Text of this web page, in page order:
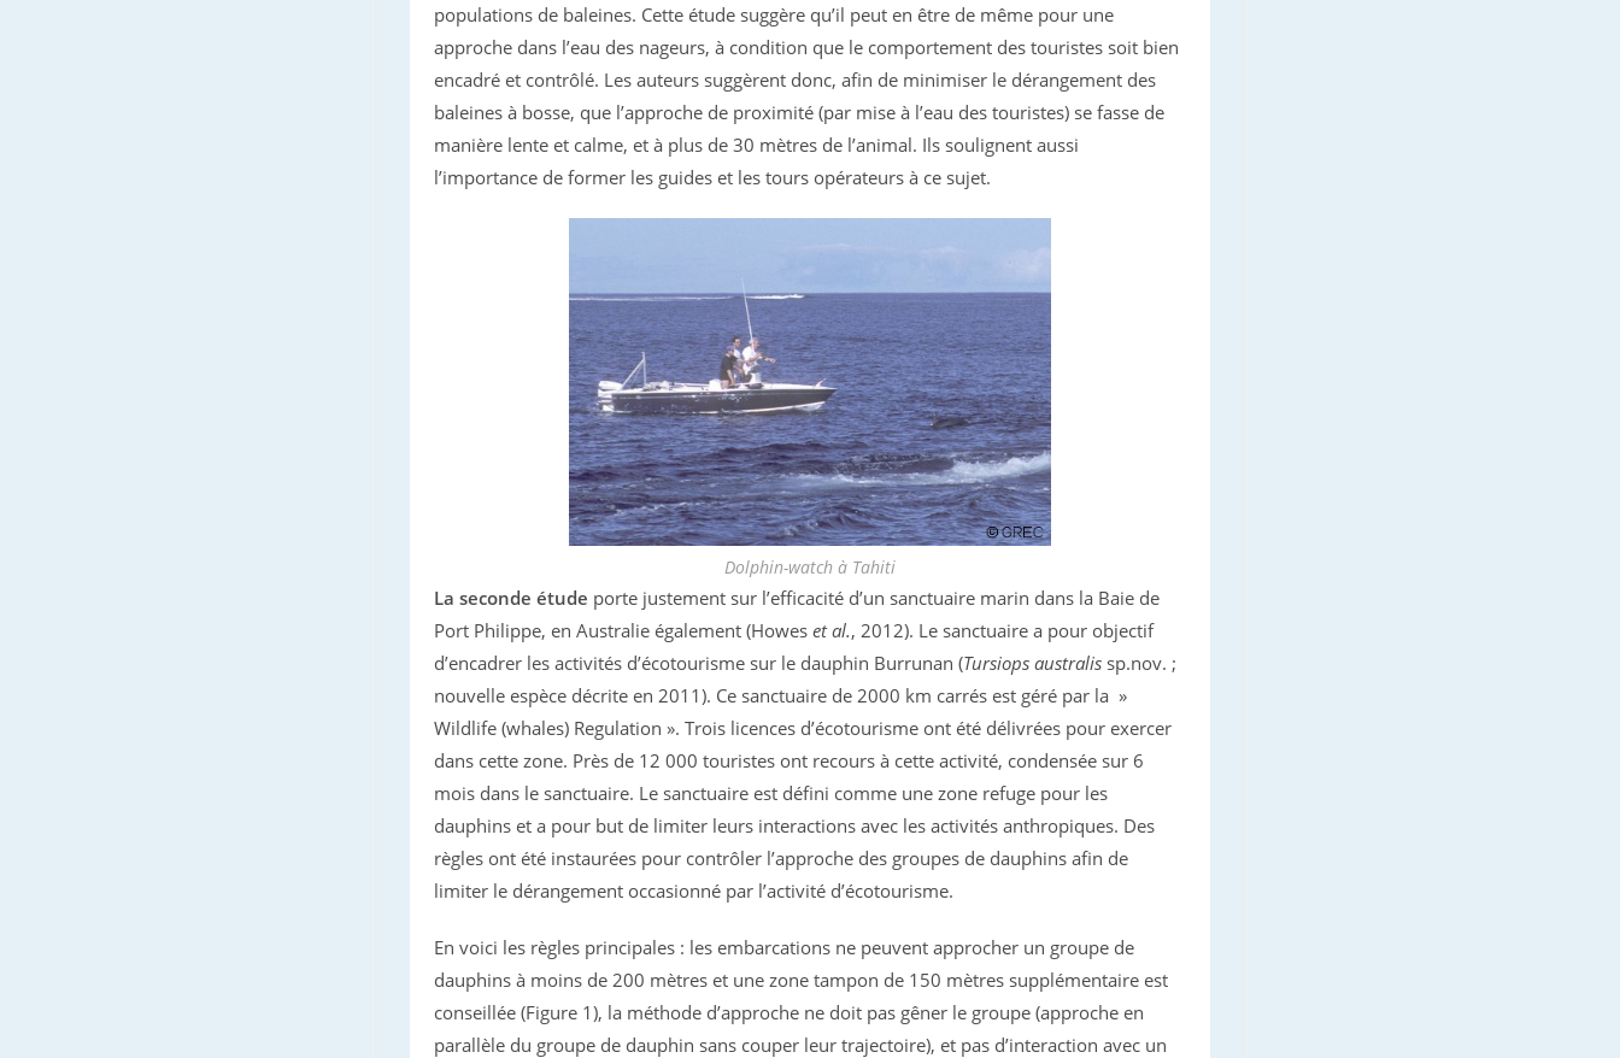
populations de baleines. Cette étude suggère qu’il peut en être de même pour une
approche dans l’eau des nageurs, à condition que le comportement des touristes soit bien
encadré et contrôlé. Les auteurs suggèrent donc, afin de minimiser le dérangement des
baleines à bosse, que l’approche de proximité (par mise à l’eau des touristes) se fasse de
manière lente et calme, et à plus de 30 mètres de l’animal. Ils soulignent aussi
l’importance de former les guides et les tours opérateurs à ce sujet.
Dolphin-watch à Tahiti
La seconde étude porte justement sur l’efficacité d’un sanctuaire marin dans la Baie de
Port Philippe, en Australie également (Howeset al., 2012). Le sanctuaire a pour objectif
d’encadrer les activités d’écotourisme sur le dauphin Burrunan (Tursiops australis sp.nov. ;
nouvelle espèce décrite en 2011). Ce sanctuaire de 2000 km carrés est géré par la »
Wildlife (whales) Regulation ». Trois licences d’écotourisme ont été délivrées pour exercer
dans cette zone. Près de 12 000 touristes ont recours à cette activité, condensée sur 6
mois dans le sanctuaire. Le sanctuaire est défini comme une zone refuge pour les
dauphins et a pour but de limiter leurs interactions avec les activités anthropiques. Des
règles ont été instaurées pour contrôler l’approche des groupes de dauphins afin de
limiter le dérangement occasionné par l’activité d’écotourisme.
En voici les règles principales : les embarcations ne peuvent approcher un groupe de
dauphins à moins de 200 mètres et une zone tampon de 150 mètres supplémentaire est
conseillée (Figure 1), la méthode d’approche ne doit pas gêner le groupe (approche en
parallèle du groupe de dauphin sans couper leur trajectoire), et pas d’interaction avec un